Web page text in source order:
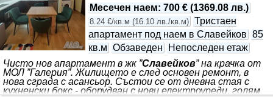
Месечен наем: 700 € (1369.08 лв.)
8.24 €/кв.м (16.10 лв./кв.м) Тристаен
апартамент под наем в Славейков 85
кв.м Обзаведен
Непоследен етаж
Чисто нов апартамент в жк ”Славейков” на крачка от
МОЛ ”Галерия”. Жилището е след основен ремонт, в
нова сграда с асансьор. Състои се от дневна стая с
кухненски бокс - оборудван с нови електроуреди, голям